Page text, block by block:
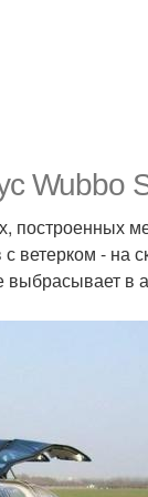
Wubbo
построенных
- на
выбрасывает